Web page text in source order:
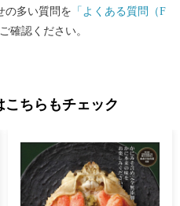
の多い質問を 「よくある質問（F
確認ください。
こちらもチェック